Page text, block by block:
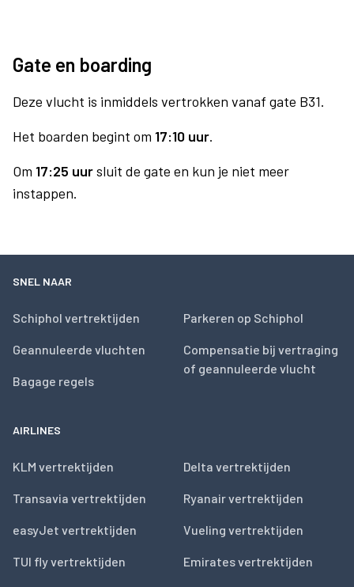
Gate en boarding
Deze vlucht is inmiddels vertrokken vanaf gate B31.
Het boarden begint om 17:10 uur.
Om 17:25 uursluit de gate en kun je niet meer
instappen.
SNEL NAAR
Schiphol vertrektijden
Geannuleerde vluchten
Bagage regels
Parkeren op Schiphol
Compensatie bij vertraging
of geannuleerde vlucht
AIRLINES
KLM vertrektijden
Transavia vertrektijden
easyJet vertrektijden
TUI fly vertrektijden
Delta vertrektijden
Ryanair vertrektijden
Vueling vertrektijden
Emirates vertrektijden